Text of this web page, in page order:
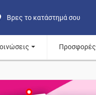
Βρες το κατάστημά σου
Προσφορές